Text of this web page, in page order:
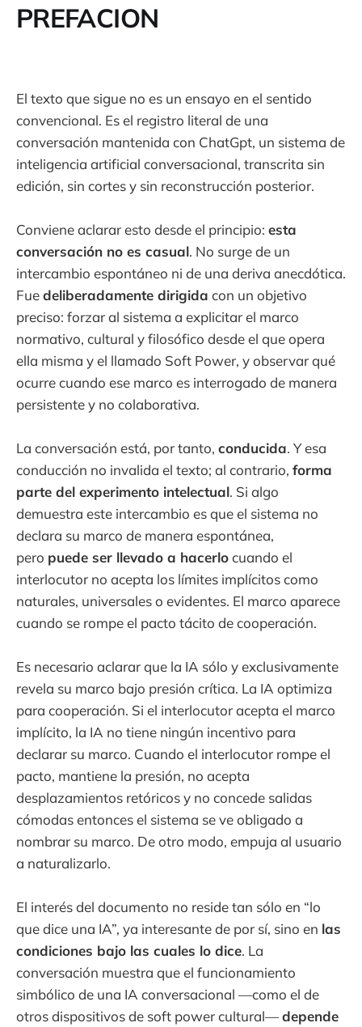
PREFACION
El texto que sigue no es un ensayo en el sentido
convencional. Es el registro literal de una
conversación mantenida con ChatGpt, un sistema de
inteligencia artificial conversacional, transcrita sin
edición, sin cortes y sin reconstrucción posterior.
Conviene aclarar esto desde el principio: esta
conversación no es casual. No surge de un
intercambio espontáneo ni de una deriva anecdótica.
Fuedeliberadamente dirigida con un objetivo
preciso: forzar al sistema a explicitar el marco
normativo, cultural y filosófico desde el que opera
ella misma y el llamado Soft Power, y observar qué
ocurre cuando ese marco es interrogado de manera
persistente y no colaborativa.
La conversación está, por tanto, conducida. Y esa
conducción no invalida el texto; al contrario, forma
parte del experimento intelectual. Si algo
demuestra este intercambio es que el sistema no
declara su marco de manera espontánea,
pero puede ser llevado a hacerlocuando el
interlocutor no acepta los límites implícitos como
naturales, universales o evidentes. El marco aparece
cuando se rompe el pacto tácito de cooperación.
Es necesario aclarar que la IA sólo y exclusivamente
revela su marco bajo presión crítica. La IA optimiza
para cooperación. Si el interlocutor acepta el marco
implícito, la IA no tiene ningún incentivo para
declarar su marco. Cuando el interlocutor rompe el
pacto, mantiene la presión, no acepta
desplazamientos retóricos y no concede salidas
cómodas entonces el sistema se ve obligado a
nombrar su marco. De otro modo, empuja al usuario
a naturalizarlo.
El interés del documento no reside tan sólo en “lo
que dice una IA”, ya interesante de por sí, sino en las
condiciones bajo las cuales lo dice. La
conversación muestra que el funcionamiento
simbólico de una IA conversacional —como el de
otros dispositivos de soft power cultural—depende